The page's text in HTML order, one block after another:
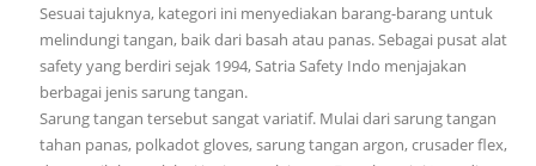
Sesuai tajuknya, kategori ini menyediakan barang-barang untuk
melindungi tangan, baik dari basah atau panas. Sebagai pusat alat
safety yang berdiri sejak 1994, Satria Safety Indo menjajakan
berbagai jenis sarung tangan.
Sarung tangan tersebut sangat variatif. Mulai dari sarung tangan
tahan panas, polkadot gloves, sarung tangan argon, crusader flex,